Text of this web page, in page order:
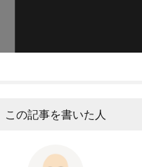
この記事を書いた人